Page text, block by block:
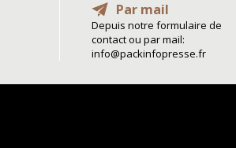
Par mail
Depuis notre formulaire de
contact ou par mail:
info@packinfopresse.fr